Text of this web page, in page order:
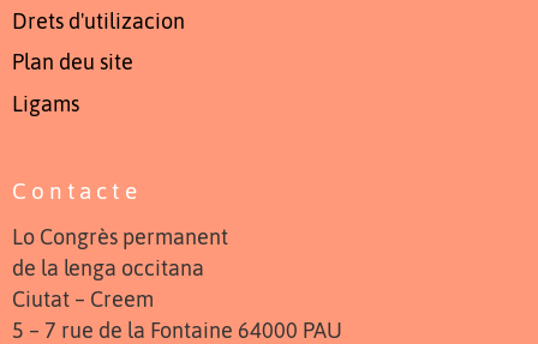
Drets d'utilizacion
Plan deu site
Ligams
Contacte
Lo Congrès permanent
de la lenga occitana
Ciutat – Creem
5 – 7 rue de la Fontaine 64000 PAU